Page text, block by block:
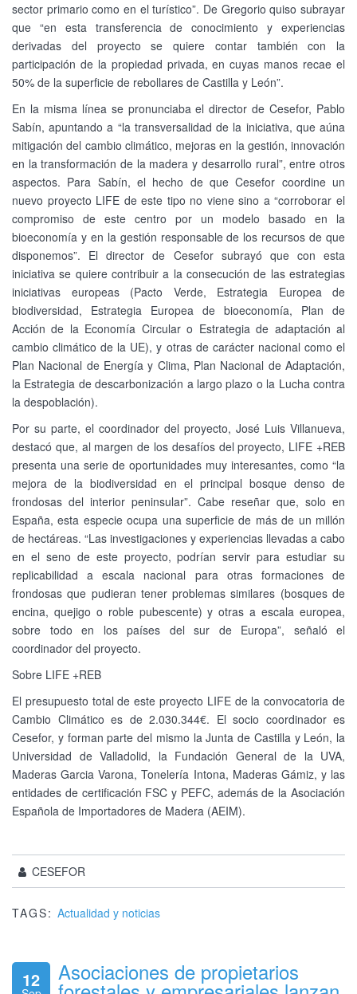
sector primario como en el turístico”. De Gregorio quiso subrayar
que “en esta transferencia de conocimiento y experiencias
derivadas del proyecto se quiere contar también con la
participación de la propiedad privada, en cuyas manos recae el
50% de la superficie de rebollares de Castilla y León”.
En la misma línea se pronunciaba el director de Cesefor, Pablo
Sabín, apuntando a “la transversalidad de la iniciativa, que aúna
mitigación del cambio climático, mejoras en la gestión, innovación
en la transformación de la madera y desarrollo rural”, entre otros
aspectos. Para Sabín, el hecho de que Cesefor coordine un
nuevo proyecto LIFE de este tipo no viene sino a “corroborar el
compromiso de este centro por un modelo basado en la
bioeconomía y en la gestión responsable de los recursos de que
disponemos”. El director de Cesefor subrayó que con esta
iniciativa se quiere contribuir a la consecución de las estrategias
iniciativas europeas (Pacto Verde, Estrategia Europea de
biodiversidad, Estrategia Europea de bioeconomía, Plan de
Acción de la Economía Circular o Estrategia de adaptación al
cambio climático de la UE), y otras de carácter nacional como el
Plan Nacional de Energía y Clima, Plan Nacional de Adaptación,
la Estrategia de descarbonización a largo plazo o la Lucha contra
la despoblación).
Por su parte, el coordinador del proyecto, José Luis Villanueva,
destacó que, al margen de los desafíos del proyecto, LIFE +REB
presenta una serie de oportunidades muy interesantes, como “la
mejora de la biodiversidad en el principal bosque denso de
frondosas del interior peninsular”. Cabe reseñar que, solo en
España, esta especie ocupa una superficie de más de un millón
de hectáreas. “Las investigaciones y experiencias llevadas a cabo
en el seno de este proyecto, podrían servir para estudiar su
replicabilidad a escala nacional para otras formaciones de
frondosas que pudieran tener problemas similares (bosques de
encina, quejigo o roble pubescente) y otras a escala europea,
sobre todo en los países del sur de Europa”, señaló el
coordinador del proyecto.
Sobre LIFE +REB
El presupuesto total de este proyecto LIFE de la convocatoria de
Cambio Climático es de 2.030.344€. El socio coordinador es
Cesefor, y forman parte del mismo la Junta de Castilla y León, la
Universidad de Valladolid, la Fundación General de la UVA,
Maderas Garcia Varona, Tonelería Intona, Maderas Gámiz, y las
entidades de certificación FSC y PEFC, además de la Asociación
Española de Importadores de Madera (AEIM).
CESEFOR
TAGS: Actualidad y noticias
12 Asociaciones de propietarios